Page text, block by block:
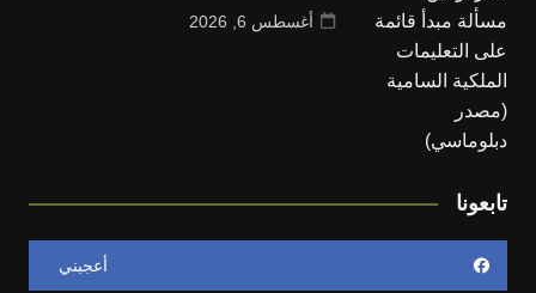
أغسطس 6, 2026
تابعونا
أعجبني